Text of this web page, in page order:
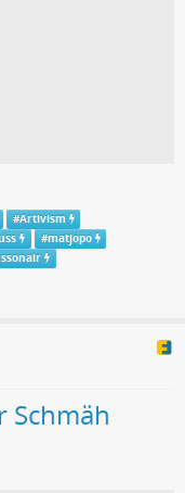
#Artivism
#matjopo
Schmäh